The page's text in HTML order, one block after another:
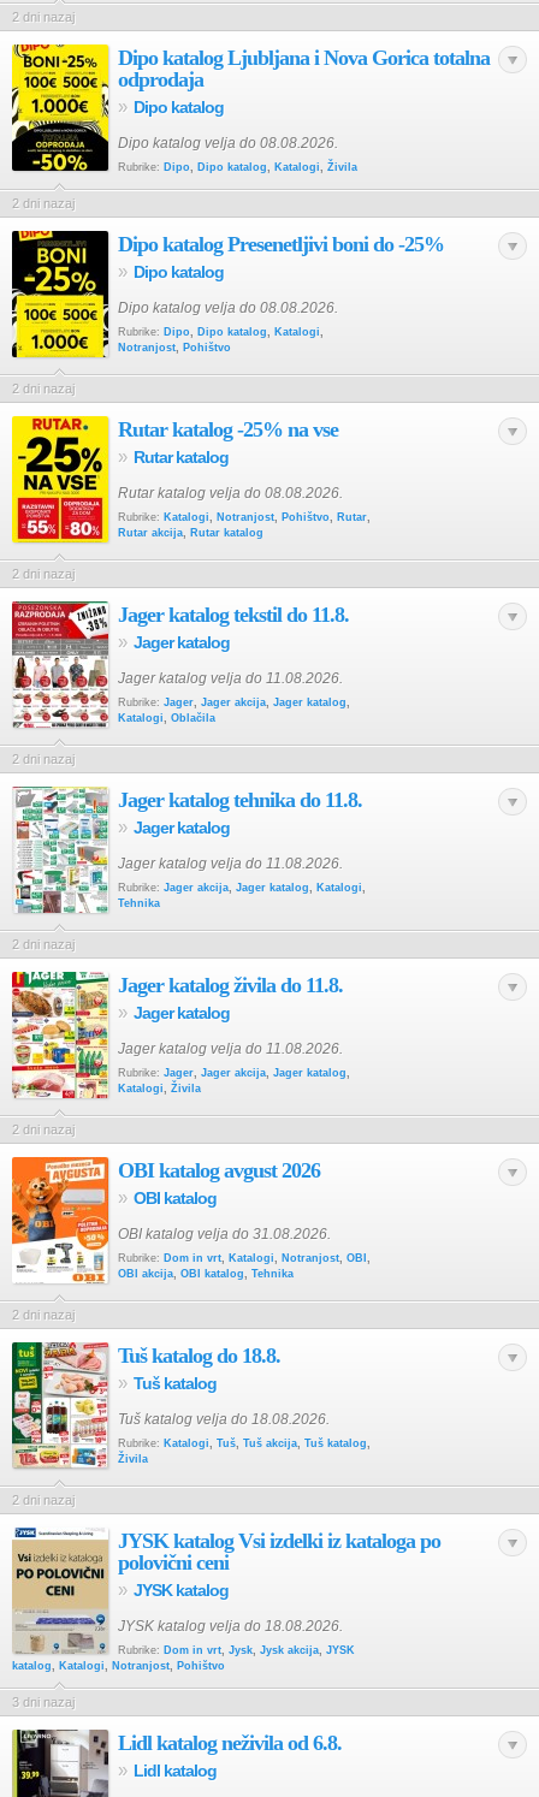
2 dni nazaj
Dipo katalog Ljubljana i Nova Gorica totalna
odprodaja
» Dipo katalog
Dipo katalog velja do 08.08.2026.
Rubrike: Dipo, Dipo katalog, Katalogi, Živila
2 dni nazaj
Dipo katalog Presenetljivi boni do -25%
» Dipo katalog
Dipo katalog velja do 08.08.2026.
Rubrike: Dipo, Dipo katalog, Katalogi,
Notranjost, Pohištvo
2 dni nazaj
Rutar katalog -25% na vse
» Rutar katalog
Rutar katalog velja do 08.08.2026.
Rubrike: Katalogi, Notranjost, Pohištvo, Rutar,
Rutar akcija, Rutar katalog
2 dni nazaj
Jager katalog tekstil do 11.8.
» Jager katalog
Jager katalog velja do 11.08.2026.
Rubrike: Jager, Jager akcija, Jager katalog,
Katalogi, Oblačila
2 dni nazaj
Jager katalog tehnika do 11.8.
» Jager katalog
Jager katalog velja do 11.08.2026.
Rubrike: Jager akcija, Jager katalog, Katalogi,
Tehnika
2 dni nazaj
Jager katalog živila do 11.8.
» Jager katalog
Jager katalog velja do 11.08.2026.
Rubrike: Jager, Jager akcija, Jager katalog,
Katalogi, Živila
2 dni nazaj
OBI katalog avgust 2026
» OBI katalog
OBI katalog velja do 31.08.2026.
Rubrike: Dom in vrt, Katalogi, Notranjost, OBI ,
OBI akcija, OBI katalog, Tehnika
2 dni nazaj
Tuš katalog do 18.8.
» Tuš katalog
Tuš katalog velja do 18.08.2026.
Rubrike: Katalogi, Tuš, Tuš akcija, Tuš katalog,
Živila
2 dni nazaj
JYSK katalog Vsi izdelki iz kataloga po
polovični ceni
» JYSK katalog
JYSK katalog velja do 18.08.2026.
Rubrike: Dom in vrt, Jysk, Jysk akcija, JYSK
katalog, Katalogi, Notranjost, Pohištvo
3 dni nazaj
Lidl katalog neživila od 6.8.
» Lidl katalog